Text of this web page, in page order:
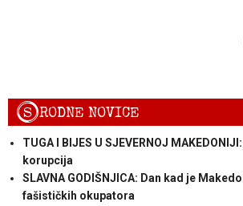
SRODNE NOVICE
TUGA I BIJES U SJEVERNOJ
korupcija
SLAVNA GODIŠNJICA: Dan kad je
fašističkih okupatora